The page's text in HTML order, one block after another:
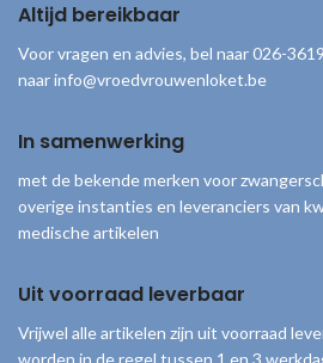
Altijd bereikbaar
Voor vragen en advies, bel naar 026-
naar info@vroedvrouwenloket.be
In samenwerking
met de bekende merken voor
overige instanties en leveranciers van
medische artikelen
Uit voorraad leverbaar
Vrijwel alle artikelen zijn uit voorraad